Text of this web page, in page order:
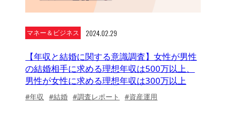
マネー＆ビジネス 2024.02.29
【年収と結婚に関する意識調査】女性が男性
の結婚相手に求める理想年収は500万以上、
男性が女性に求める理想年収は300万以上
#年収 #結婚 #調査レポート #資産運用